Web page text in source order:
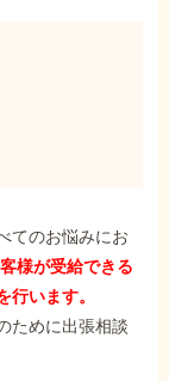
てのお悩みにお
様が受給できる
行います。
ために出張相談